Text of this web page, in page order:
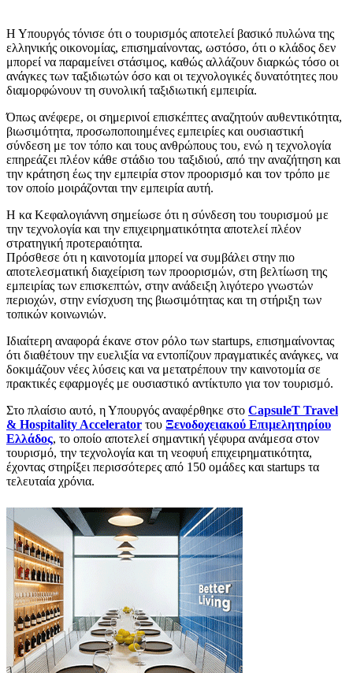
Η Υπουργός τόνισε ότι ο τουρισμός αποτελεί βασικό πυλώνα της
ελληνικής οικονομίας, επισημαίνοντας, ωστόσο, ότι ο κλάδος δεν
μπορεί να παραμείνει στάσιμος, καθώς αλλάζουν διαρκώς τόσο οι
ανάγκες των ταξιδιωτών όσο και οι τεχνολογικές δυνατότητες που
διαμορφώνουν τη συνολική ταξιδιωτική εμπειρία.
Όπως ανέφερε, οι σημερινοί επισκέπτες αναζητούν αυθεντικότητα,
βιωσιμότητα, προσωποποιημένες εμπειρίες και ουσιαστική
σύνδεση με τον τόπο και τους ανθρώπους του, ενώ η τεχνολογία
επηρεάζει πλέον κάθε στάδιο του ταξιδιού, από την αναζήτηση και
την κράτηση έως την εμπειρία στον προορισμό και τον τρόπο με
τον οποίο μοιράζονται την εμπειρία αυτή.
Η κα Κεφαλογιάννη σημείωσε ότι η σύνδεση του τουρισμού με
την τεχνολογία και την επιχειρηματικότητα αποτελεί πλέον
στρατηγική προτεραιότητα.
Πρόσθεσε ότι η καινοτομία μπορεί να συμβάλει στην πιο
αποτελεσματική διαχείριση των προορισμών, στη βελτίωση της
εμπειρίας των επισκεπτών, στην ανάδειξη λιγότερο γνωστών
περιοχών, στην ενίσχυση της βιωσιμότητας και τη στήριξη των
τοπικών κοινωνιών.
Ιδιαίτερη αναφορά έκανε στον ρόλο των startups, επισημαίνοντας
ότι διαθέτουν την ευελιξία να εντοπίζουν πραγματικές ανάγκες, να
δοκιμάζουν νέες λύσεις και να μετατρέπουν την καινοτομία σε
πρακτικές εφαρμογές με ουσιαστικό αντίκτυπο για τον τουρισμό.
Στο πλαίσιο αυτό, η Υπουργός αναφέρθηκε στο CapsuleT Travel
& Hospitality Accelerator του Ξενοδοχειακού Επιμελητηρίου
Ελλάδος, το οποίο αποτελεί σημαντική γέφυρα ανάμεσα στον
τουρισμό, την τεχνολογία και τη νεοφυή επιχειρηματικότητα,
έχοντας στηρίξει περισσότερες από 150 ομάδες και startups τα
τελευταία χρόνια.